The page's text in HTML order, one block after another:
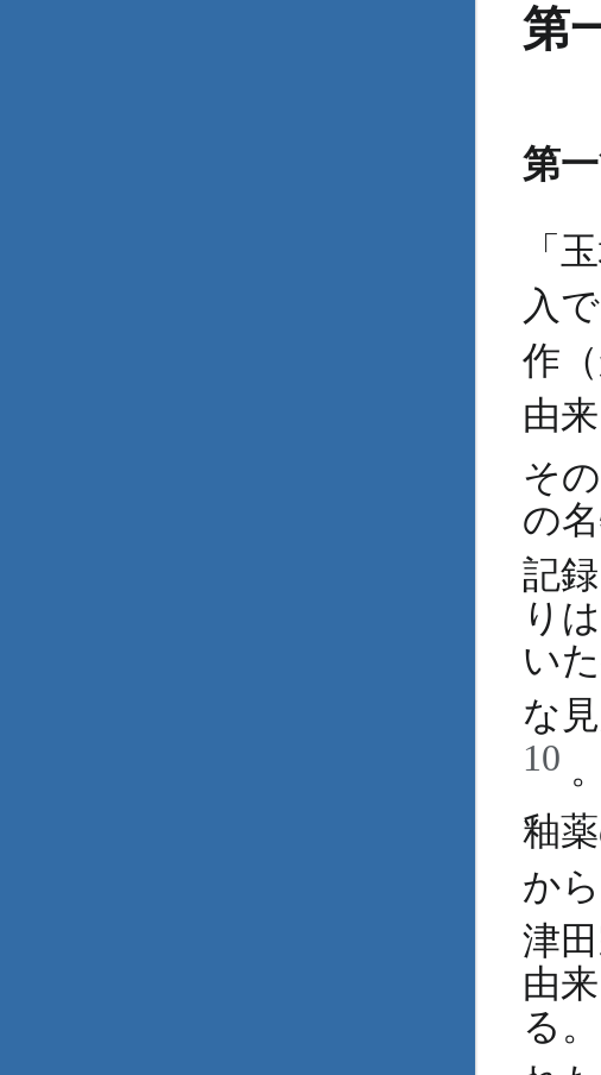
第
第
「
入
作
由
そ
の
記
り
い
な
10 。
釉
か
津
由
る